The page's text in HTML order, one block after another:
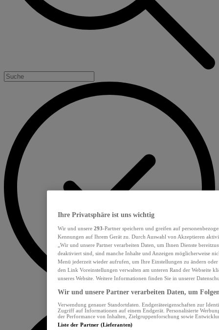
Ihre Privatsphäre ist uns wichtig
Wir und unsere 293-Partner speichern und greifen auf
Kennungen auf Ihrem Gerät zu. Durch Auswahl von Akzeptieren
„Wir und unsere Partner verarbeiten Daten, um Ihnen Dienste
deaktiviert sind, sind manche Inhalte und Anzeigen möglicherweise
Menü jederzeit wieder aufrufen, um Ihre Einstellungen zu ändern
den Link Voreinstellungen verwalten am unteren Rand der Webseite
unseres Website. Weitere Informationen finden Sie in unserer
Wir und unsere Partner verarbeiten Daten, um
Verwendung genauer Standortdaten. Endgeräteeigenschaften zur
Zugriff auf Informationen auf einem Endgerät. Personalisierte
der Performance von Inhalten, Zielgruppenforschung sowie
Liste der Partner (Lieferanten)